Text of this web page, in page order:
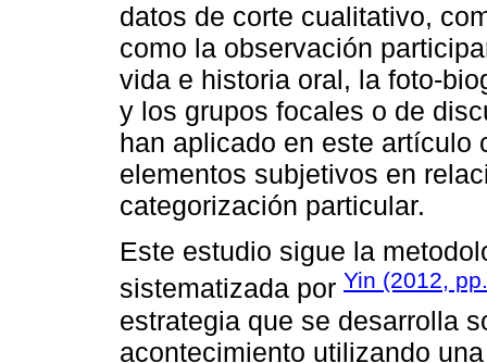
datos de corte cualitativo,
como la observación
vida e historia oral, la foto-
y los grupos focales o de
han aplicado en este artículo
elementos subjetivos en
categorización particular.
Este estudio sigue la
sistematizada por Yin (2012,
estrategia que se desarrolla
acontecimiento utilizando